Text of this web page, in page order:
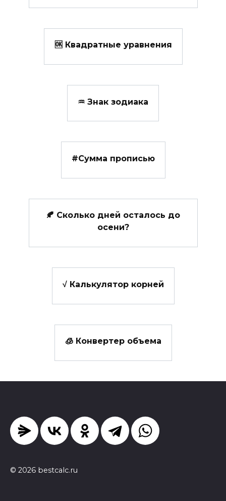
🆗 Квадратные уравнения
♒ Знак зодиака
#️Сумма прописью
🍂 Сколько дней осталось до
осени?
√ Калькулятор корней
🧊 Конвертер объема
© 2026 bestcalc.ru